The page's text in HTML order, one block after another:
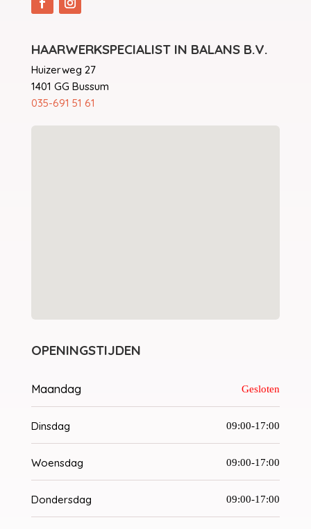
HAARWERKSPECIALIST IN BALANS B.V.
Huizerweg 27
1401 GG Bussum
035-691 51 61
OPENINGSTIJDEN
Maandag Gesloten
Dinsdag 09:00-17:00
Woensdag 09:00-17:00
Dondersdag 09:00-17:00